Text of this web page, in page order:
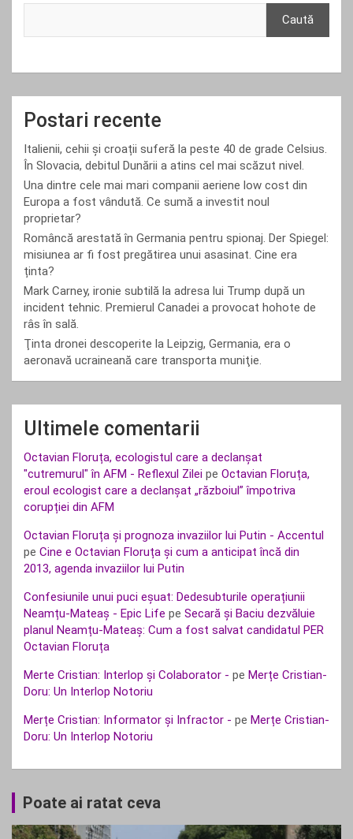
Caută
Postari recente
Italienii, cehii și croații suferă la peste 40 de grade Celsius.
În Slovacia, debitul Dunării a atins cel mai scăzut nivel.
Una dintre cele mai mari companii aeriene low cost din
Europa a fost vândută. Ce sumă a investit noul
proprietar?
Româncă arestată în Germania pentru spionaj. Der Spiegel:
misiunea ar fi fost pregătirea unui asasinat. Cine era
ținta?
Mark Carney, ironie subtilă la adresa lui Trump după un
incident tehnic. Premierul Canadei a provocat hohote de
râs în sală.
Ţinta dronei descoperite la Leipzig, Germania, era o
aeronavă ucraineană care transporta muniţie.
Ultimele comentarii
Octavian Floruța, ecologistul care a declanșat
"cutremurul" în AFM - Reflexul Zilei pe Octavian Floruța,
eroul ecologist care a declanșat „războiul” împotriva
corupției din AFM
Octavian Floruța și prognoza invaziilor lui Putin - Accentul
pe Cine e Octavian Floruța și cum a anticipat încă din
2013, agenda invaziilor lui Putin
Confesiunile unui puci eșuat: Dedesubturile operațiunii
Neamțu-Mateaș - Epic Life pe Secară și Baciu dezvăluie
planul Neamțu-Mateaș: Cum a fost salvat candidatul PER
Octavian Floruța
Merte Cristian: Interlop și Colaborator - pe Merțe Cristian-
Doru: Un Interlop Notoriu
Merțe Cristian: Informator și Infractor - pe Merțe Cristian-
Doru: Un Interlop Notoriu
Poate ai ratat ceva